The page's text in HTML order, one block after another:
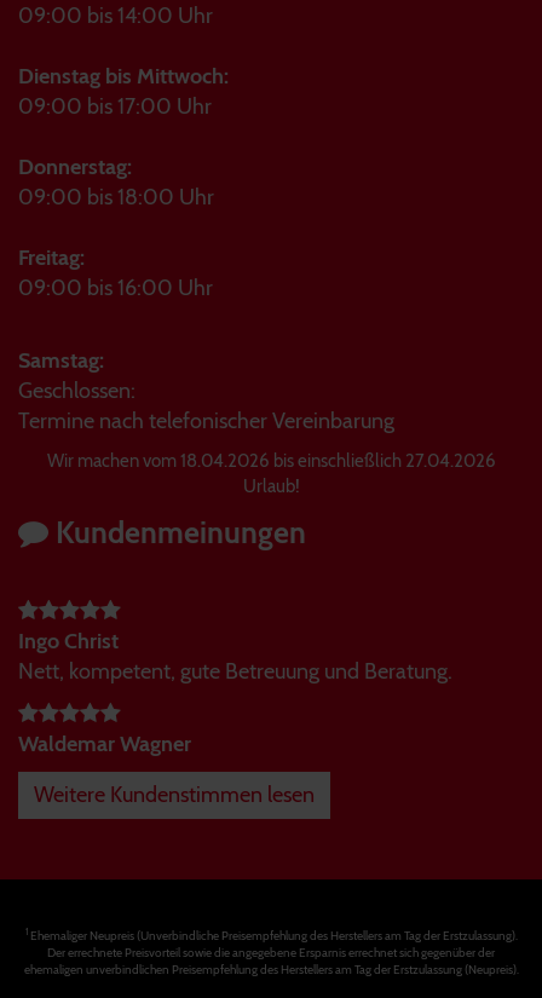
09:00 bis 14:00 Uhr
Dienstag bis Mittwoch:
09:00 bis 17:00 Uhr
Donnerstag:
09:00 bis 18:00 Uhr
Freitag:
09:00 bis 16:00 Uhr
Samstag:
Geschlossen:
Termine nach telefonischer Vereinbarung
Wir machen vom 18.04.2026 bis einschließlich 27.04.2026
Urlaub!
Kundenmeinungen
Ingo Christ
Nett, kompetent, gute Betreuung und Beratung.
Waldemar Wagner
Weitere Kundenstimmen lesen
1Ehemaliger Neupreis (Unverbindliche Preisempfehlung des Herstellers am Tag der Erstzulassung).
Der errechnete Preisvorteil sowie die angegebene Ersparnis errechnet sich gegenüber der
ehemaligen unverbindlichen Preisempfehlung des Herstellers am Tag der Erstzulassung (Neupreis).